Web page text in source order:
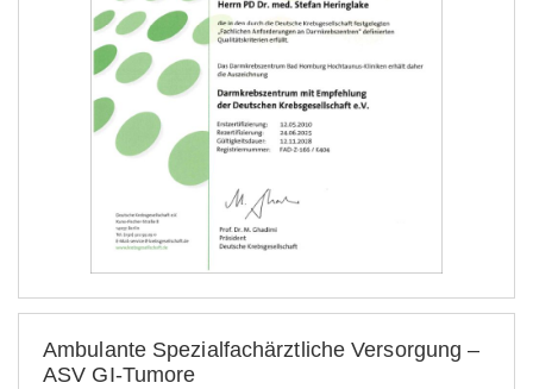
Ambulante Spezialfachärztliche Versorgung –
ASV GI-Tumore